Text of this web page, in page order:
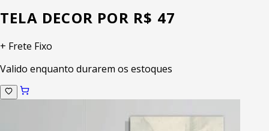
TELA DECOR POR R$ 47
+ Frete Fixo
Valido enquanto durarem os estoques